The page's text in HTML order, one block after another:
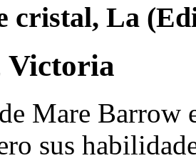
cristal, La
Victoria
Mare Barrow
sus